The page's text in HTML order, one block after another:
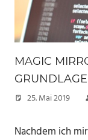
MAGIC
25. Mai 2019
Nachdem ich